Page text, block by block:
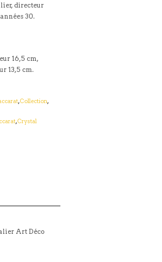
directeur
30.
16,5 cm,
13,5 cm.
,Collection,
,Crystal
Art Déco